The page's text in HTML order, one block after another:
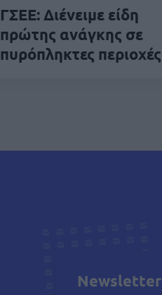
ΓΣΕΕ: Διένειμε είδη
πρώτης ανάγκης σε
πυρόπληκτες περιοχές
Newsletter